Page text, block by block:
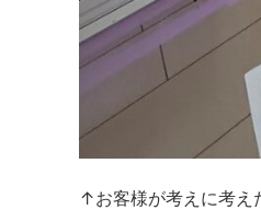
↑お客様が考えに考え